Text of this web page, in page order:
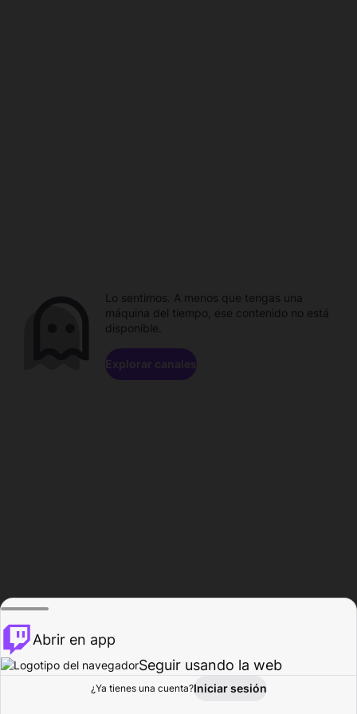
Explorar Actividad
Lo sentimos. A menos que tengas una
máquina del tiempo, ese contenido no está
disponible.
Explorar canales
Abrir en app
Seguir usando la web
¿Ya tienes una cuenta?Iniciar sesión